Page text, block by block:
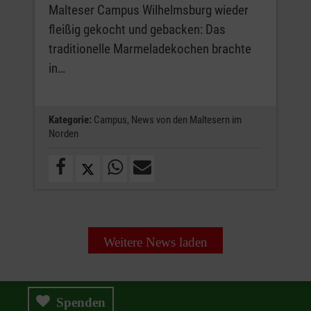
Malteser Campus Wilhelmsburg wieder
fleißig gekocht und gebacken: Das
traditionelle Marmeladekochen brachte
in…
Kategorie: Campus, News von den Maltesern im
Norden
Weitere News laden
Spenden